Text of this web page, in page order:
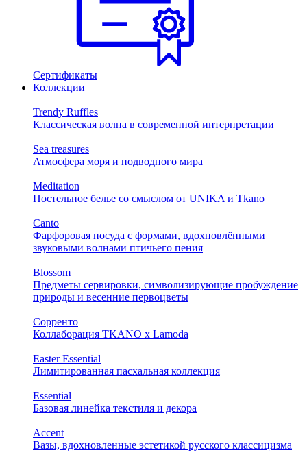
Сертификаты
Коллекции
Trendy Ruffles
Классическая волна в современной интерпретации
Sea treasures
Атмосфера моря и подводного мира
Meditation
Постельное белье со смыслом от UNIKA и Tkano
Canto
Фарфоровая посуда с формами, вдохновлёнными
звуковыми волнами птичьего пения
Blossom
Предметы сервировки, символизирующие пробуждение
природы и весенние первоцветы
Сорренто
Коллаборация TKANO х Lamoda
Easter Essential
Лимитированная пасхальная коллекция
Essential
Базовая линейка текстиля и декора
Accent
Вазы, вдохновленные эстетикой русского классицизма